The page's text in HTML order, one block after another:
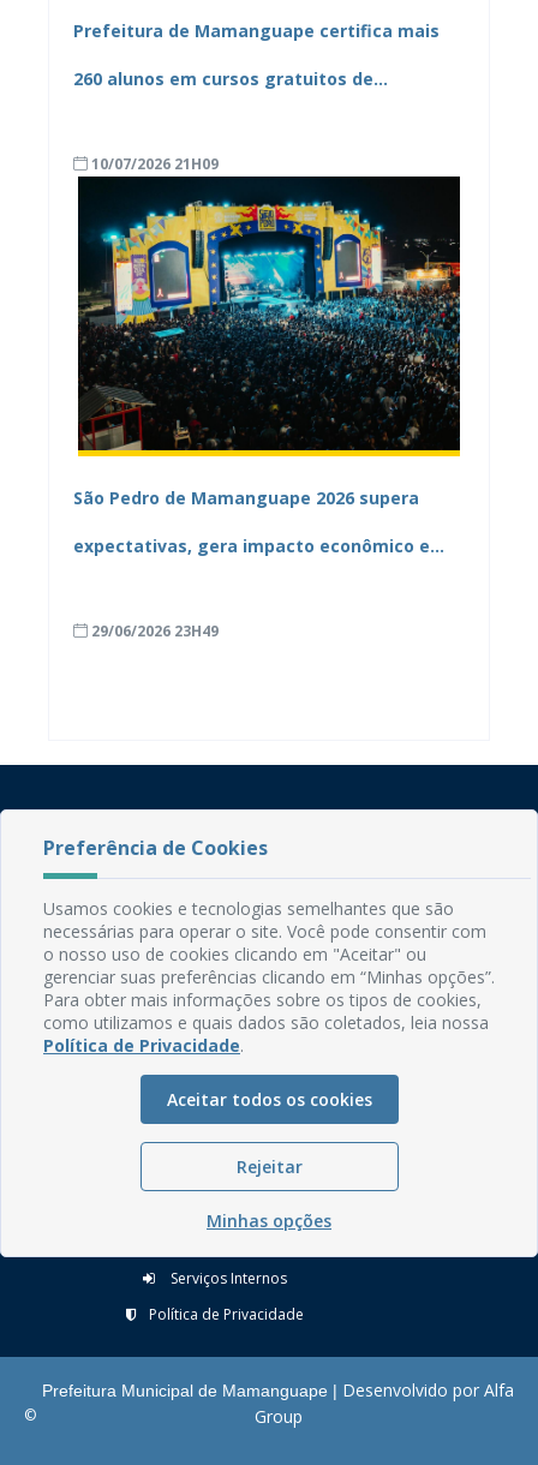
Prefeitura de Mamanguape certifica mais
260 alunos em cursos gratuitos de
Mamanguape
10/07/2026 21H09
São Pedro de Mamanguape 2026 supera
expectativas, gera impacto econômico e
29/06/2026 23H49
Rua do Imperador, 78, Centro
CEP: 58.280-000 - Mamanguape/PB
Fone: (83) 3292-2246
Email: comunicacao@mamanguape.pb.gov.br
Expediente: Segunda à Sexta, das 08h às 13h
Mapa do Site
Manual de Navegação
Serviços Internos
Política de Privacidade
©
Prefeitura Municipal de Mamanguape | Desenvolvido por Alfa
Group
Preferência de Cookies
Usamos cookies e tecnologias semelhantes que são
necessárias para operar o site. Você pode consentir com
o nosso uso de cookies clicando em "Aceitar" ou
gerenciar suas preferências clicando em “Minhas opções”.
Para obter mais informações sobre os tipos de cookies,
como utilizamos e quais dados são coletados, leia nossa
Política de Privacidade.
Aceitar todos os cookies
Rejeitar
Minhas opções